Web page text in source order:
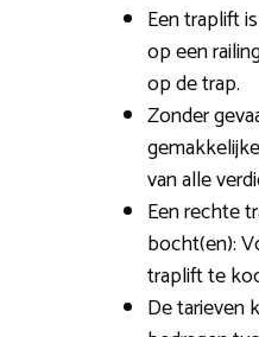
Een traplift
op een
op de trap.
Zonder
van alle
Een rechte
bocht(en):
traplift te
De tarieven